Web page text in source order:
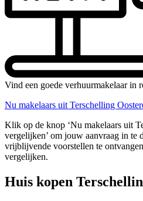
Vind een goede verhuurmakelaar in
Nu makelaars uit Terschelling
Klik op de knop ‘Nu makelaars uit
vergelijken’ om jouw aanvraag in te
vrijblijvende voorstellen te
vergelijken.
Huis kopen